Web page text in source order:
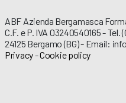
ABF Azienda Bergamasca
C.F. e P. IVA 03240540165 - Tel.
24125 Bergamo (BG) - Email:
Privacy-Cookie policy